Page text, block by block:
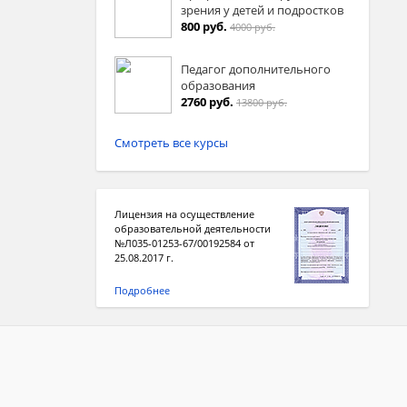
зрения у детей и подростков
800 руб. 4000 руб.
Педагог дополнительного
образования
2760 руб. 13800 руб.
Смотреть все курсы
Лицензия на осуществление
образовательной деятельности
№Л035-01253-67/00192584 от
25.08.2017 г.
Подробнее